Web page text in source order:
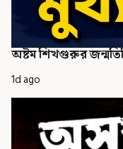
অষ্টম শিখগুরুর
1d ago